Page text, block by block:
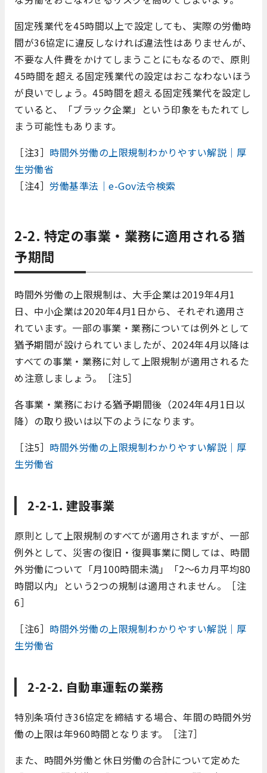
固定残業代を45時間以上で設定しても、実際の労働時
間が36協定に違反しなければ違法性はありませんが、
不要な人件費をかけてしまうことにもなるので、原則
45時間を超える固定残業代の設定はおこなわないほう
が良いでしょう。45時間を超える固定残業代を設定し
ていると、「ブラック企業」という印象をもたれてし
まう可能性もあります。
［注3］ 時間外労働の上限規制わかりやすい解説｜厚
生労働省
［注4］ 労働基準法｜e-Gov法令検索
2-2. 特定の事業・業務に適用される猶
予期間
時間外労働の上限規制は、大手企業は2019年4月1
日、中小企業は2020年4月1日から、それぞれ適用さ
れています。一部の事業・業務については例外として
猶予期間が設けられていましたが、2024年4月以降は
すべての事業・業務に対して上限規制が適用されるた
め注意しましょう。［注5］
各事業・業務における猶予期間後（2024年4月1日以
降）の取り扱いは以下のようになります。
［注5］ 時間外労働の上限規制わかりやすい解説｜厚
生労働省
2-2-1. 建設事業
原則として上限規制のすべてが適用されますが、一部
例外として、災害の復旧・復興事業に関しては、時間
外労働について「月100時間未満」「2～6カ月平均80
時間以内」という2つの規制は適用されません。［注
6］
［注6］ 時間外労働の上限規制わかりやすい解説｜厚
生労働省
2-2-2. 自動車運転の業務
特別条項付き36協定を締結する場合、年間の時間外労
働の上限は年960時間となります。［注7］
また、時間外労働と休日労働の合計について定めた